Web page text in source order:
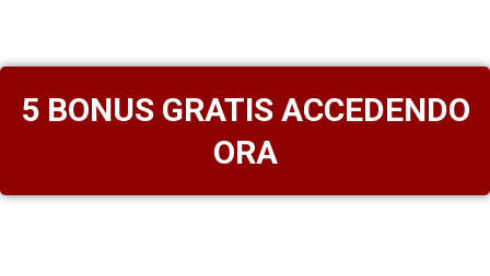
5 BONUS GRATIS ACCEDENDO
ORA